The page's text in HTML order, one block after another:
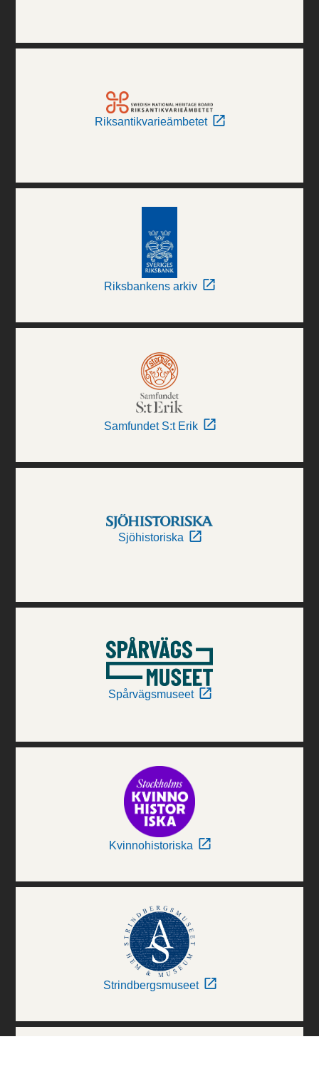
Riksantikvarieämbetet
Riksbankens arkiv
Samfundet S:t Erik
Sjöhistoriska
Spårvägsmuseet
Kvinnohistoriska
Strindbergsmuseet